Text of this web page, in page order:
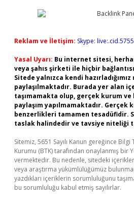
Reklam ve İletişim: Skype:
Yasal Uyarı: Bu internet sitesi,
veya şahıs şirketi ile hiçbir
Sitede yalnızca kendi
paylaşılmaktadır. Burada yer alan
taşımamakta olup, gerçek kurum ve
paylaşım yapılmamaktadır. Gerçek
benzerlikleri tamamen tesadüfidir.
taslak halindedir ve tavsiye niteliği
Sitemiz, 5651 Sayılı Kanun gereğince
Kurumu (BTK) tarafından onaylanmış bir
vermektedir. Bu nedenle, sitedeki
veya araştırma yükümlülüğümüz
yazdıkları içeriklerin sorumluluğunu
bu sorumluluğu kabul etmiş sayılırlar.